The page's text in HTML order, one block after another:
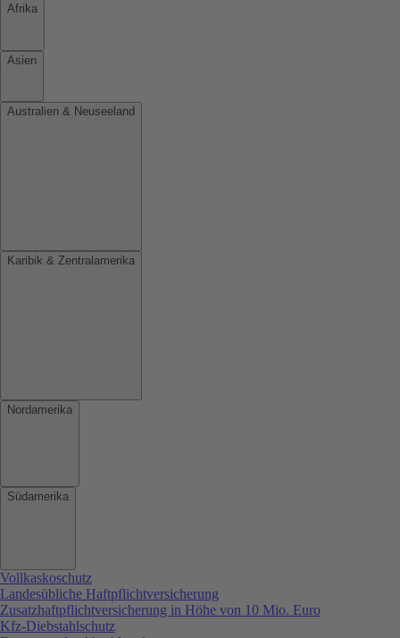
Afrika
Asien
Australien & Neuseeland
Karibik & Zentralamerika
Nordamerika
Südamerika
Vollkaskoschutz
Landesübliche Haftpflichtversicherung
Zusatzhaftpflichtversicherung in Höhe von 10 Mio. Euro
Kfz-Diebstahlschutz